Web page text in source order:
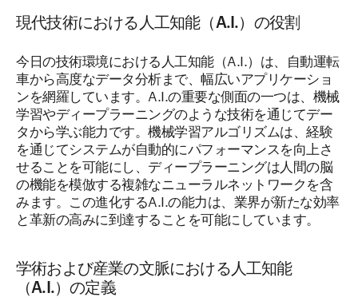
現代技術における人工知能（A.I.）の役割
今日の技術環境における人工知能（A.I.）は、自動運転
車から高度なデータ分析まで、幅広いアプリケーショ
ンを網羅しています。A.I.の重要な側面の一つは、機械
学習やディープラーニングのような技術を通じてデー
タから学ぶ能力です。機械学習アルゴリズムは、経験
を通じてシステムが自動的にパフォーマンスを向上さ
せることを可能にし、ディープラーニングは人間の脳
の機能を模倣する複雑なニューラルネットワークを含
みます。この進化するA.I.の能力は、業界が新たな効率
と革新の高みに到達することを可能にしています。
学術および産業の文脈における人工知能
（A.I.）の定義